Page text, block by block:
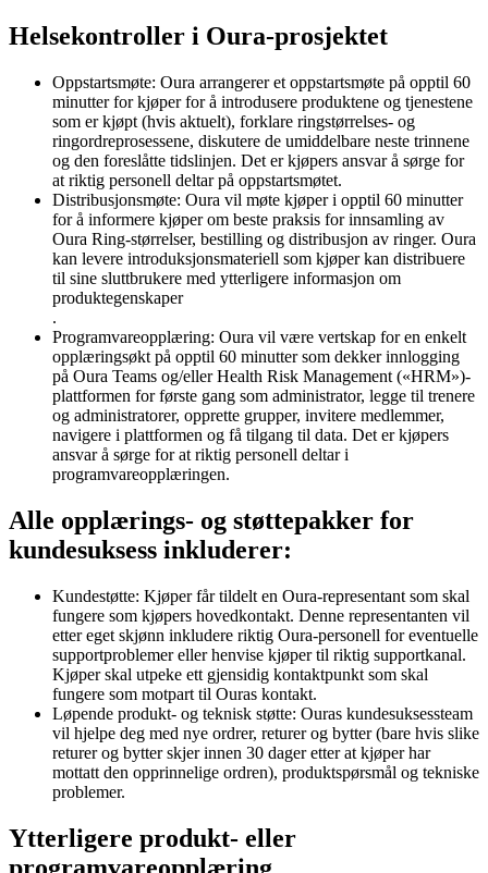
Helsekontroller i Oura-prosjektet
Oppstartsmøte: Oura arrangerer et oppstartsmøte på opptil 60
minutter for kjøper for å introdusere produktene og tjenestene
som er kjøpt (hvis aktuelt), forklare ringstørrelses- og
ringordreprosessene, diskutere de umiddelbare neste trinnene
og den foreslåtte tidslinjen. Det er kjøpers ansvar å sørge for
at riktig personell deltar på oppstartsmøtet.
Distribusjonsmøte: Oura vil møte kjøper i opptil 60 minutter
for å informere kjøper om beste praksis for innsamling av
Oura Ring-størrelser, bestilling og distribusjon av ringer. Oura
kan levere introduksjonsmateriell som kjøper kan distribuere
til sine sluttbrukere med ytterligere informasjon om
produktegenskaper
.
Programvareopplæring: Oura vil være vertskap for en enkelt
opplæringsøkt på opptil 60 minutter som dekker innlogging
på Oura Teams og/eller Health Risk Management («HRM»)-
plattformen for første gang som administrator, legge til trenere
og administratorer, opprette grupper, invitere medlemmer,
navigere i plattformen og få tilgang til data. Det er kjøpers
ansvar å sørge for at riktig personell deltar i
programvareopplæringen.
Alle opplærings- og støttepakker for
kundesuksess inkluderer:
Kundestøtte: Kjøper får tildelt en Oura-representant som skal
fungere som kjøpers hovedkontakt. Denne representanten vil
etter eget skjønn inkludere riktig Oura-personell for eventuelle
supportproblemer eller henvise kjøper til riktig supportkanal.
Kjøper skal utpeke ett gjensidig kontaktpunkt som skal
fungere som motpart til Ouras kontakt.
Løpende produkt- og teknisk støtte: Ouras kundesuksessteam
vil hjelpe deg med nye ordrer, returer og bytter (bare hvis slike
returer og bytter skjer innen 30 dager etter at kjøper har
mottatt den opprinnelige ordren), produktspørsmål og tekniske
problemer.
Ytterligere produkt- eller
programvareopplæring